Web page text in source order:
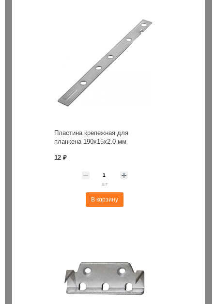
Пластина крепежная для
планкена 190х15х2.0 мм
12 ₽
шт
В корзину